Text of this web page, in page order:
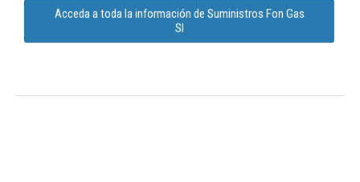
Acceda a toda la información de Suministros Fon Gas
Sl